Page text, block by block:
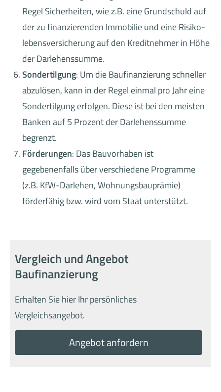
Regel Sicherheiten, wie z.B. eine Grundschuld auf
der zu finanzierenden Immobilie und eine Risiko­
lebens­ver­si­che­rung auf den Kreditnehmer in Höhe
der Darlehenssumme.
Sondertilgung: Um die Baufinanzierung schneller
abzulösen, kann in der Regel einmal pro Jahr eine
Sondertilgung erfolgen. Diese ist bei den meisten
Banken auf 5 Prozent der Darlehenssumme
begrenzt.
Förderungen: Das Bauvorhaben ist
gegebenenfalls über verschiedene Programme
(z.B. KfW-Darlehen, Wohnungsbauprämie)
förderfähig bzw. wird vom Staat unterstützt.
Vergleich und Angebot
Baufinanzierung
Erhalten Sie hier Ihr persönliches
Vergleichsangebot.
An­ge­bot an­for­dern